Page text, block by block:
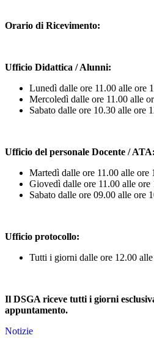
Orario di Ricevimento:
Ufficio Didattica / Alunni:
Lunedì dalle ore 11.00 alle ore
Mercoledì dalle ore 11.00 alle
Sabato dalle ore 10.30 alle ore
Ufficio del personale Docente / ATA:
Martedì dalle ore 11.00 alle ore
Giovedì dalle ore 11.00 alle ore
Sabato dalle ore 09.00 alle ore
Ufficio protocollo:
Tutti i giorni dalle ore 12.00
Il DSGA riceve tutti i giorni
appuntamento.
Notizie